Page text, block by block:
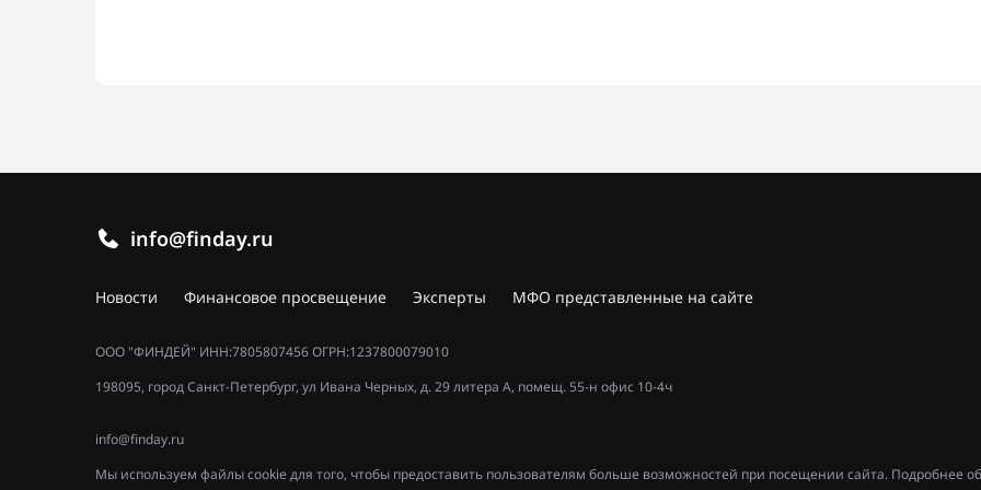
info@finday.ru
Новости Финансовое просвещение Эксперты МФО представленные на сайте
ООО "ФИНДЕЙ" ИНН:7805807456 ОГРН:1237800079010
198095, город Санкт-Петербург, ул Ивана Черных, д. 29 литера А, помещ. 55-н офис 10-4ч
info@finday.ru
Мы используем файлы cookie для того, чтобы предоставить пользователям больше возможностей при посещении сайта. Подробнее